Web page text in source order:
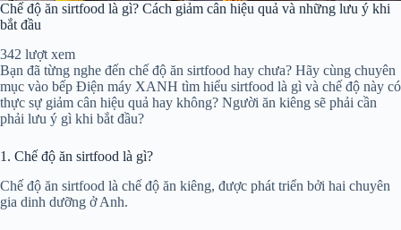
Chế độ ăn sirtfood là gì? Cách giảm cân hiệu quả và những lưu ý khi
bắt đầu
342 lượt xem
Bạn đã từng nghe đến chế độ ăn sirtfood hay chưa? Hãy cùng chuyên
mục vào bếp Điện máy XANH tìm hiểu sirtfood là gì và chế độ này có
thực sự giảm cân hiệu quả hay không? Người ăn kiêng sẽ phải cần
phải lưu ý gì khi bắt đầu?
1. Chế độ ăn sirtfood là gì?
Chế độ ăn sirtfood là chế độ ăn kiêng, được phát triển bởi hai chuyên
gia dinh dưỡng ở Anh.